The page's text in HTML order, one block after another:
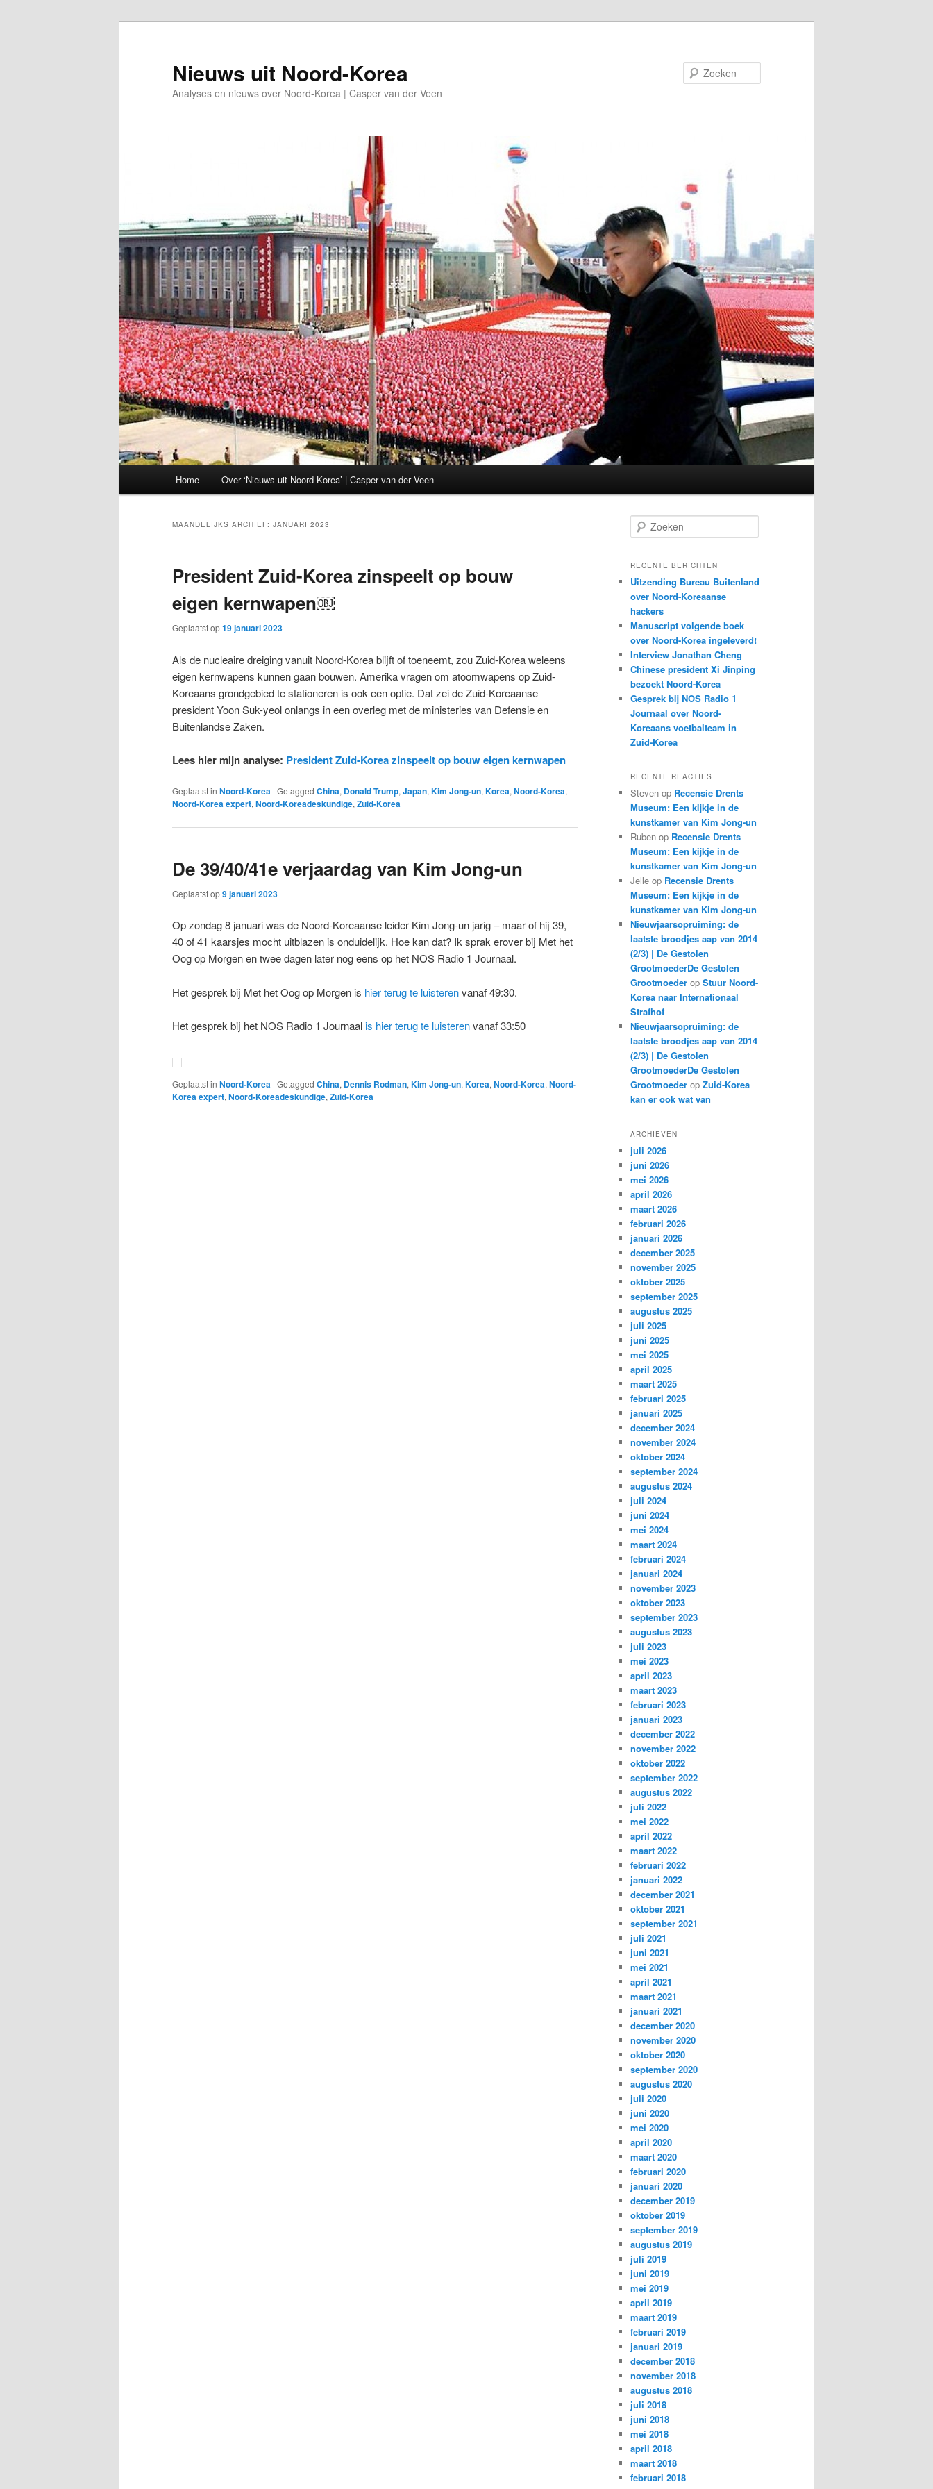
Nieuws uit Noord-Korea
Analyses en nieuws over Noord-Korea | Casper van der Veen
Home Over ‘Nieuws uit Noord-Korea’ | Casper van der Veen
MAANDELIJKS ARCHIEF: JANUARI 2023
President Zuid-Korea zinspeelt op bouw
eigen kernwapen￼
Geplaatst op19 januari 2023
Als de nucleaire dreiging vanuit Noord-Korea blijft of toeneemt, zou Zuid-Korea weleens
eigen kernwapens kunnen gaan bouwen. Amerika vragen om atoomwapens op Zuid-
Koreaans grondgebied te stationeren is ook een optie. Dat zei de Zuid-Koreaanse
president Yoon Suk-yeol onlangs in een overleg met de ministeries van Defensie en
Buitenlandse Zaken.
Lees hier mijn analyse: President Zuid-Korea zinspeelt op bouw eigen kernwapen
Geplaatst in Noord-Korea | Getagged China, Donald Trump, Japan, Kim Jong-un, Korea, Noord-Korea,
Noord-Korea expert, Noord-Koreadeskundige, Zuid-Korea
De 39/40/41e verjaardag van Kim Jong-un
Geplaatst op9 januari 2023
Op zondag 8 januari was de Noord-Koreaanse leider Kim Jong-un jarig – maar of hij 39,
40 of 41 kaarsjes mocht uitblazen is onduidelijk. Hoe kan dat? Ik sprak erover bij Met het
Oog op Morgen en twee dagen later nog eens op het NOS Radio 1 Journaal.
Het gesprek bij Met het Oog op Morgen is hier terug te luisterenvanaf 49:30.
Het gesprek bij het NOS Radio 1 Journaalis hier terug te luisterenvanaf 33:50
Geplaatst in Noord-Korea | Getagged China, Dennis Rodman, Kim Jong-un, Korea, Noord-Korea, Noord-
Korea expert, Noord-Koreadeskundige, Zuid-Korea
o
k
n
RECENTE BERICHTEN
Uitzending Bureau Buitenland
over Noord-Koreaanse
hackers
Manuscript volgende boek
over Noord-Korea ingeleverd!
Interview Jonathan Cheng
Chinese president Xi Jinping
bezoekt Noord-Korea
Gesprek bij NOS Radio 1
Journaal over Noord-
Koreaans voetbalteam in
Zuid-Korea
RECENTE REACTIES
Steven op Recensie Drents
Museum: Een kijkje in de
kunstkamer van Kim Jong-un
Ruben op Recensie Drents
Museum: Een kijkje in de
kunstkamer van Kim Jong-un
Jelle op Recensie Drents
Museum: Een kijkje in de
kunstkamer van Kim Jong-un
Nieuwjaarsopruiming: de
laatste broodjes aap van 2014
(2/3) | De Gestolen
GrootmoederDe Gestolen
Grootmoeder op Stuur Noord-
Korea naar Internationaal
Strafhof
Nieuwjaarsopruiming: de
laatste broodjes aap van 2014
(2/3) | De Gestolen
GrootmoederDe Gestolen
Grootmoeder op Zuid-Korea
kan er ook wat van
ARCHIEVEN
juli 2026
juni 2026
mei 2026
april 2026
maart 2026
februari 2026
januari 2026
december 2025
november 2025
oktober 2025
september 2025
augustus 2025
juli 2025
juni 2025
mei 2025
april 2025
maart 2025
februari 2025
januari 2025
december 2024
november 2024
oktober 2024
september 2024
augustus 2024
juli 2024
juni 2024
mei 2024
maart 2024
februari 2024
januari 2024
november 2023
oktober 2023
september 2023
augustus 2023
juli 2023
mei 2023
april 2023
maart 2023
februari 2023
januari 2023
december 2022
november 2022
oktober 2022
september 2022
augustus 2022
juli 2022
mei 2022
april 2022
maart 2022
februari 2022
januari 2022
december 2021
oktober 2021
september 2021
juli 2021
juni 2021
mei 2021
april 2021
maart 2021
januari 2021
december 2020
november 2020
oktober 2020
september 2020
augustus 2020
juli 2020
juni 2020
mei 2020
april 2020
maart 2020
februari 2020
januari 2020
december 2019
oktober 2019
september 2019
augustus 2019
juli 2019
juni 2019
mei 2019
april 2019
maart 2019
februari 2019
januari 2019
december 2018
november 2018
augustus 2018
juli 2018
juni 2018
mei 2018
april 2018
maart 2018
februari 2018